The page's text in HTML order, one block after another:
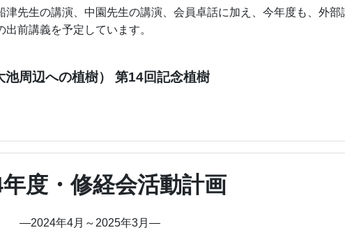
津先生の講演、中園先生の講演、会員卓話に加え、今年度も、外部
前講義を予定しています。
池周辺への植樹） 第14回記念植樹
度・修経会活動計画
―2024年4月～2025年3月―